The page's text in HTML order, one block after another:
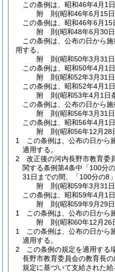
この条例は、昭和46年4月1
附 則(昭和46年6月15日
この条例は、昭和46年6月15
附 則(昭和48年6月30日
この条例は、公布の日から
用する。
附 則(昭和50年3月31日
この条例は、昭和50年4月1
附 則(昭和52年3月31日
この条例は、昭和52年4月1
附 則(昭和53年4月1日
この条例は、公布の日から施
附 則(昭和56年3月31日
この条例は、昭和56年4月1
附 則(昭和56年12月28
1
この条例は、公布の日から
適用する。
2
改正後の河内長野市教育委
関する条例第4条中「100分
31日までの間、「100分の8
附 則(昭和59年3月31日
この条例は、昭和59年4月1
附 則(昭和59年9月29日
1
この条例は、公布の日から
附 則(昭和60年12月26
1
この条例は、公布の日から
適用する。
2
この条例の規定を適用する
長野市教育委員会の教育長
規定に基づいて支給された